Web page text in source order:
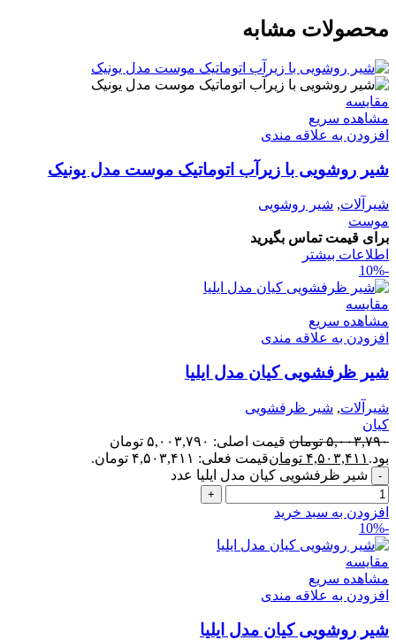
محصولات مشابه
مقایسه
مشاهده سریع
افزودن به علاقه مندی
شیر روشویی با زیرآب اتوماتیک موست مدل یونیک
شیرآلات, شیر روشویی
موست
برای قیمت تماس بگیرید
اطلاعات بیشتر
-10%
مقایسه
مشاهده سریع
افزودن به علاقه مندی
شیر ظرفشویی کیان مدل ایلیا
شیرآلات, شیر ظرفشویی
کیان
۵,۰۰۳,۷۹۰ تومان
قیمت اصلی: ۵,۰۰۳,۷۹۰ تومان
بود. ۴,۵۰۳,۴۱۱ تومانقیمت فعلی: ۴,۵۰۳,۴۱۱ تومان.
شیر ظرفشویی کیان مدل ایلیا عدد
افزودن به سبد خرید
-10%
مقایسه
مشاهده سریع
افزودن به علاقه مندی
شیر روشویی کیان مدل ایلیا